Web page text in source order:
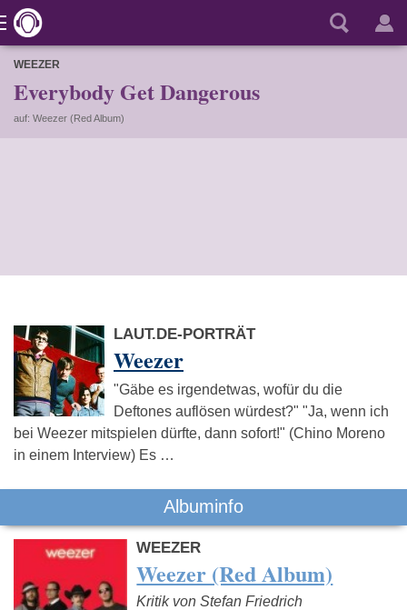
WEEZER
Everybody Get Dangerous
auf: Weezer (Red Album)
LAUT.DE-PORTRÄT
Weezer
"Gäbe es irgendetwas, wofür du die
Deftones auflösen würdest?" "Ja, wenn ich
bei Weezer mitspielen dürfte, dann sofort!" (Chino Moreno
in einem Interview) Es …
Albuminfo
WEEZER
Weezer (Red Album)
Kritik von Stefan Friedrich